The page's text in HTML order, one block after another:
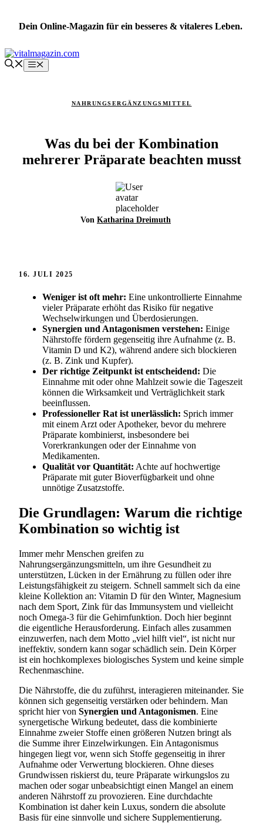
springen
Dein Online-Magazin für ein besseres & vitaleres Leben.
Menü
NAHRUNGSERGÄNZUNGSMITTEL
Was du bei der Kombination
mehrerer Präparate beachten musst
Von Katharina Dreimuth
16. JULI 2025
Weniger ist oft mehr: Eine unkontrollierte Einnahme
vieler Präparate erhöht das Risiko für negative
Wechselwirkungen und Überdosierungen.
Synergien und Antagonismen verstehen: Einige
Nährstoffe fördern gegenseitig ihre Aufnahme (z. B.
Vitamin D und K2), während andere sich blockieren
(z. B. Zink und Kupfer).
Der richtige Zeitpunkt ist entscheidend: Die
Einnahme mit oder ohne Mahlzeit sowie die Tageszeit
können die Wirksamkeit und Verträglichkeit stark
beeinflussen.
Professioneller Rat ist unerlässlich: Sprich immer
mit einem Arzt oder Apotheker, bevor du mehrere
Präparate kombinierst, insbesondere bei
Vorerkrankungen oder der Einnahme von
Medikamenten.
Qualität vor Quantität: Achte auf hochwertige
Präparate mit guter Bioverfügbarkeit und ohne
unnötige Zusatzstoffe.
Die Grundlagen: Warum die richtige
Kombination so wichtig ist
Immer mehr Menschen greifen zu
Nahrungsergänzungsmitteln, um ihre Gesundheit zu
unterstützen, Lücken in der Ernährung zu füllen oder ihre
Leistungsfähigkeit zu steigern. Schnell sammelt sich da eine
kleine Kollektion an: Vitamin D für den Winter, Magnesium
nach dem Sport, Zink für das Immunsystem und vielleicht
noch Omega-3 für die Gehirnfunktion. Doch hier beginnt
die eigentliche Herausforderung. Einfach alles zusammen
einzuwerfen, nach dem Motto „viel hilft viel“, ist nicht nur
ineffektiv, sondern kann sogar schädlich sein. Dein Körper
ist ein hochkomplexes biologisches System und keine simple
Rechenmaschine.
Die Nährstoffe, die du zuführst, interagieren miteinander. Sie
können sich gegenseitig verstärken oder behindern. Man
spricht hier von Synergien und Antagonismen. Eine
synergetische Wirkung bedeutet, dass die kombinierte
Einnahme zweier Stoffe einen größeren Nutzen bringt als
die Summe ihrer Einzelwirkungen. Ein Antagonismus
hingegen liegt vor, wenn sich Stoffe gegenseitig in ihrer
Aufnahme oder Verwertung blockieren. Ohne dieses
Grundwissen riskierst du, teure Präparate wirkungslos zu
machen oder sogar unbeabsichtigt einen Mangel an einem
anderen Nährstoff zu provozieren. Eine durchdachte
Kombination ist daher kein Luxus, sondern die absolute
Basis für eine sinnvolle und sichere Supplementierung.